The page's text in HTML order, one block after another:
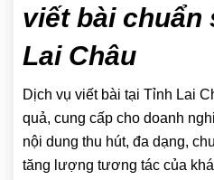
viết bài chuẩn
Lai Châu
Dịch vụ viết bài tại Tỉnh Lai
quả, cung cấp cho doanh
nội dung thu hút, đa dạng,
tăng lượng tương tác của